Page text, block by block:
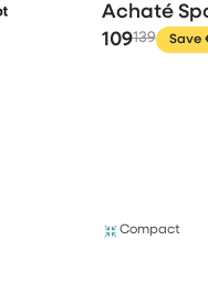
Achaté
109139 Save
Compact